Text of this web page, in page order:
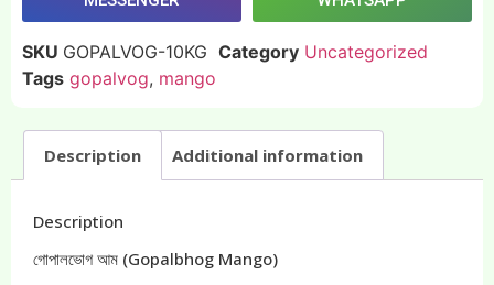
SKU GOPALVOG-10KG Category Uncategorized
Tags gopalvog, mango
Description Additional information
Description
গোপালভোগ আম (Gopalbhog Mango)